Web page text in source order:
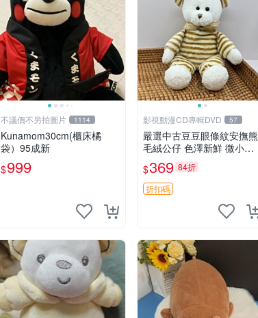
不議價不另拍圖片 1114
Kunamom30cm(櫃床橘
袋）95成新
$999
影視動漫CD專輯DVD 57
嚴選中古豆豆眼條紋安撫熊
毛絨公仔 色澤新鮮 微小瑕
疵可收藏 中古 安撫熊 條紋
公仔
$369 84折
折扣碼